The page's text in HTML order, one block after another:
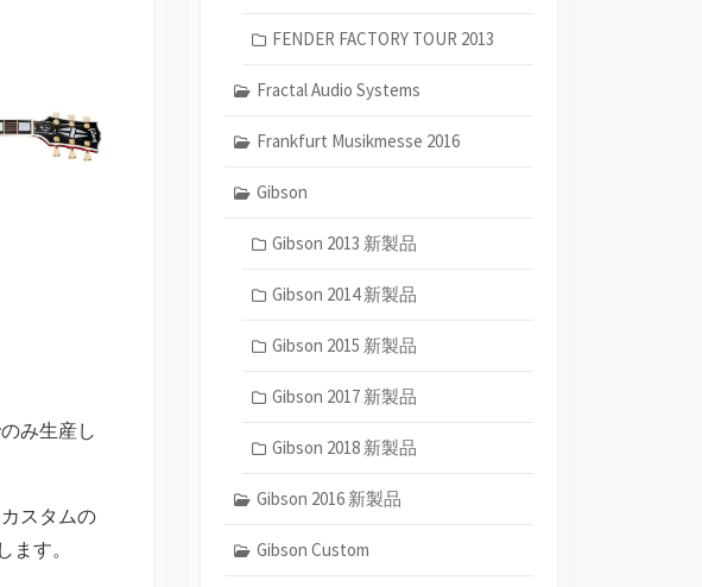
み生産し
スタムの
す。
FENDER FACTORY TOUR 2013
Fractal Audio Systems
Frankfurt Musikmesse 2016
Gibson
Gibson 2013 新製品
Gibson 2014 新製品
Gibson 2015 新製品
Gibson 2017 新製品
Gibson 2018 新製品
Gibson 2016 新製品
Gibson Custom